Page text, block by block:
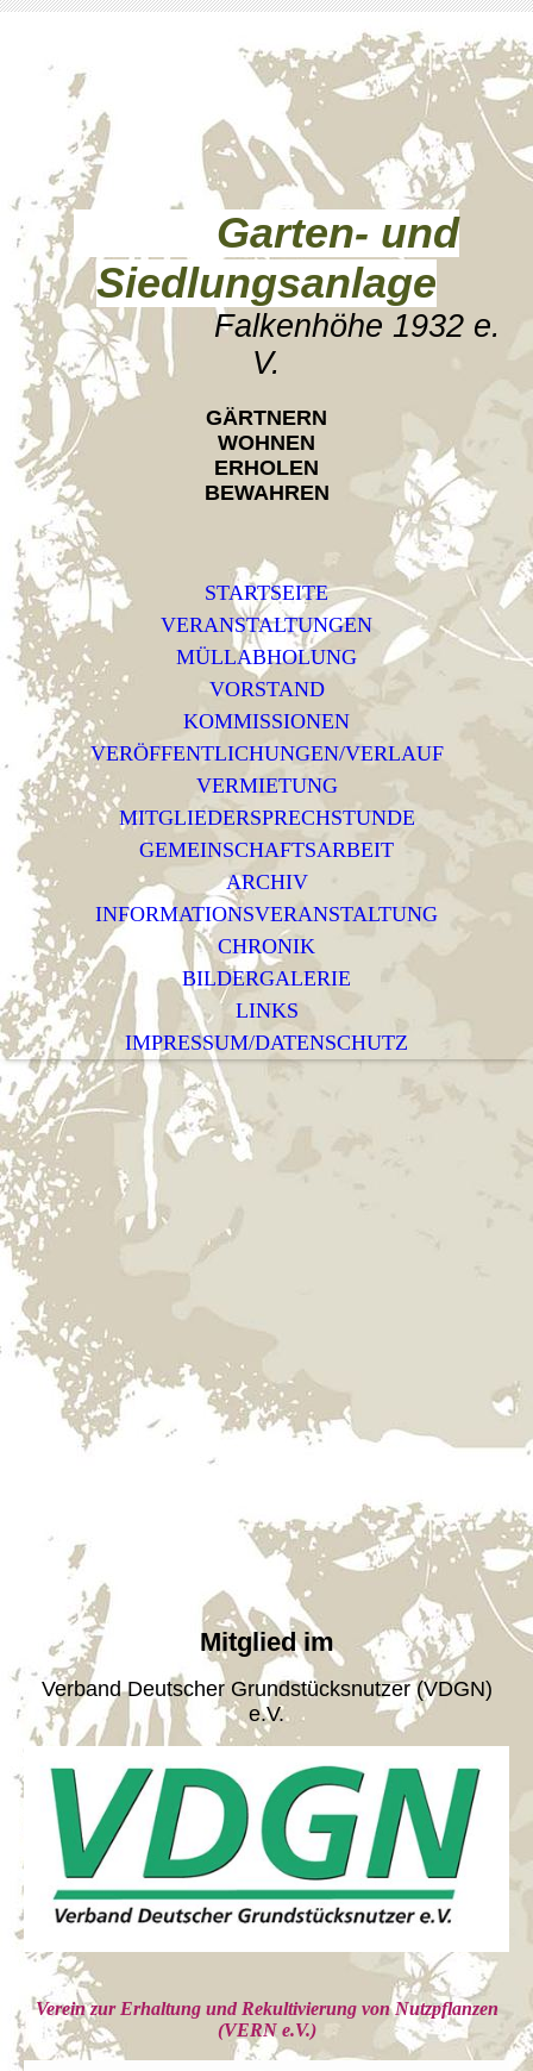
Garten- und
Siedlungsanlage
Falkenhöhe 1932 e.
V.
GÄRTNERN
WOHNEN
ERHOLEN
BEWAHREN
STARTSEITE
VERANSTALTUNGEN
MÜLLABHOLUNG
VORSTAND
KOMMISSIONEN
VERÖFFENTLICHUNGEN/VERLAUF
VERMIETUNG
MITGLIEDERSPRECHSTUNDE
GEMEINSCHAFTSARBEIT
ARCHIV
INFORMATIONSVERANSTALTUNG
CHRONIK
BILDERGALERIE
LINKS
IMPRESSUM/DATENSCHUTZ
Mitglied im
Verband Deutscher Grundstücksnutzer (VDGN)
e.V.
Verein zur Erhaltung und Rekultivierung von Nutzpflanzen
(VERN e.V.)